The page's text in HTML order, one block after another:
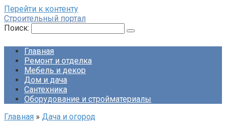
Перейти к контенту
Строительный портал
Поиск:
Главная
Ремонт и отделка
Мебель и декор
Дом и дача
Сантехника
Оборудование и стройматериалы
Главная » Дача и огород